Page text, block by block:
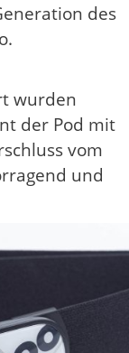
des
wurden
der Pod mit
vom
und